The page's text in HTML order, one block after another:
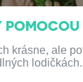
krásne, ale